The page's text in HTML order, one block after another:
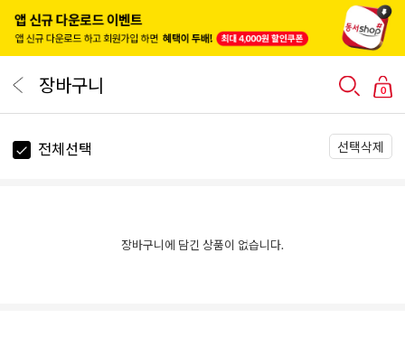
장바구니 0
전체선택 선택삭제
장바구니에 담긴 상품이 없습니다.